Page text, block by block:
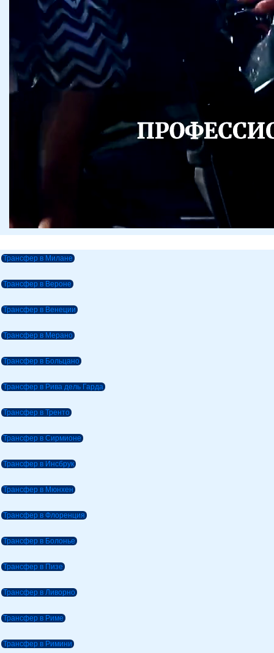
Трансфер в Милане
Трансфер в Вероне
Трансфер в Венеции
Трансфер в Мерано
Трансфер в Больцано
Трансфер в Рива дель Гарда
Трансфер в Тренто
Трансфер в Сирмионе
Трансфер в Инсбрук
Трансфер в Мюнхен
Трансфер в Флоренция
Трансфер в Болонье
Трансфер в Пизе
Трансфер в Ливорно
Трансфер в Риме
Трансфер в Римини